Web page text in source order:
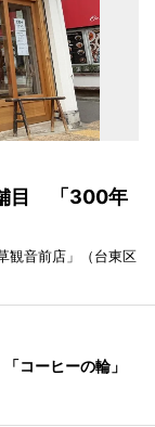
目 「300年
観音前店」（台東区
コーヒーの輪」